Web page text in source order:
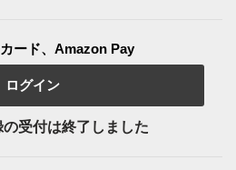
ード、Amazon Pay
ログイン
受付は終了しました